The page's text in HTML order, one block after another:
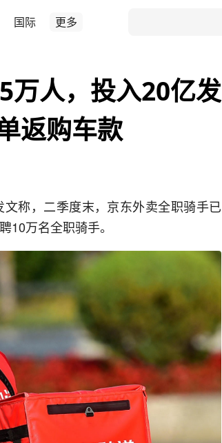
国际 更多
万人，投入20亿发
返购车款
称，二季度末，京东外卖全职骑手已
10万名全职骑手。